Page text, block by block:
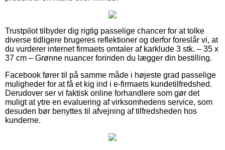
Trustpilot tilbyder dig rigtig passelige chancer for at tolke
diverse tidligere brugeres reflektioner og derfor foreslår vi, at
du vurderer internet firmaets omtaler af karklude 3 stk. – 35 x
37 cm – Grønne nuancer forinden du lægger din bestilling.
Facebook fører til på samme måde i højeste grad passelige
muligheder for at få et kig ind i e-firmaets kundetilfredshed.
Derudover ser vi faktisk online forhandlere som gør det
muligt at ytre en evaluering af virksomhedens service, som
desuden bør benyttes til afvejning af tilfredsheden hos
kunderne.